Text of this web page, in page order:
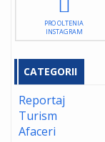
PRO OLTENIA
INSTAGRAM
CATEGORII
Reportaj
Turism
Afaceri